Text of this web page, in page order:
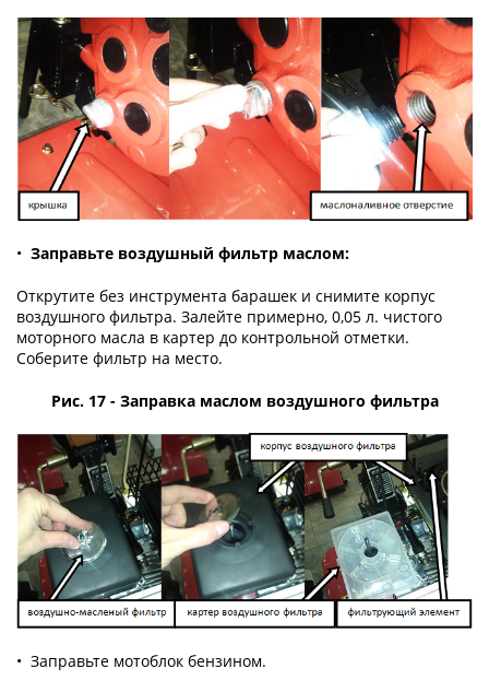
• Заправьте воздушный фильтр маслом:
Открутите без инструмента барашек и снимите корпус
воздушного фильтра. Залейте примерно, 0,05 л. чистого
моторного масла в картер до контрольной отметки.
Соберите фильтр на место.
Рис. 17 - Заправка маслом воздушного фильтра
• Заправьте мотоблок бензином.